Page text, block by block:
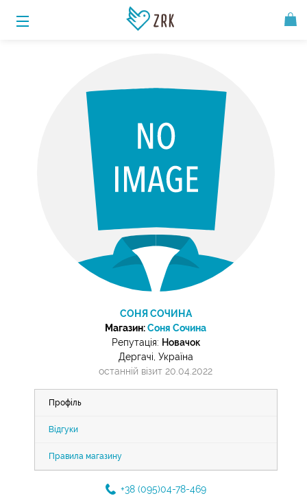
СОНЯ СОЧИНА
Магазин:Соня Сочина
Репутація: Новачок
Дергачі, Україна
останній візит 20.04.2022
Профіль
Відгуки
Правила магазину
+38 (095)04-78-469